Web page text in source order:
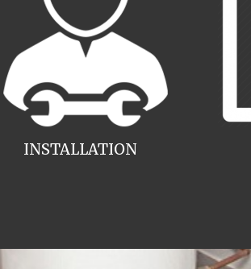
INSTALLATION